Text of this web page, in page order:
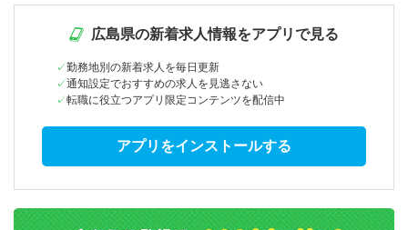
広島県の新着求人情報をアプリで見る
勤務地別の新着求人を毎日更新
通知設定でおすすめの求人を見逃さない
転職に役立つアプリ限定コンテンツを配信中
アプリをインストールする